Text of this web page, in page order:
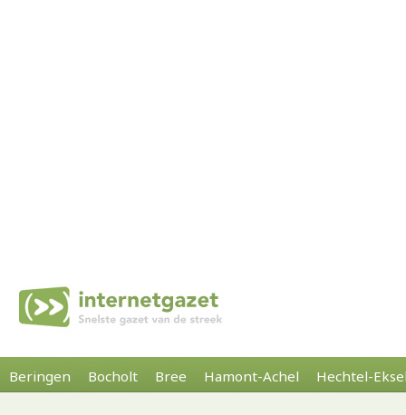
Beringen Bocholt Bree Hamont-Achel Hechtel-